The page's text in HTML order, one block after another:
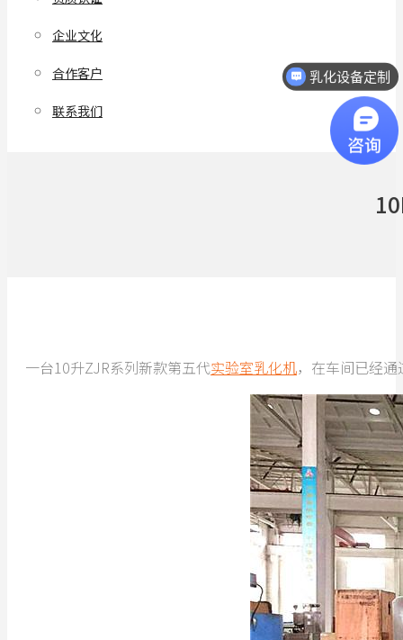
企业文化
合作客户
联系我们
一台10升ZJR系列新款第五代实验室乳化机，在车间已经
乳化设备定制